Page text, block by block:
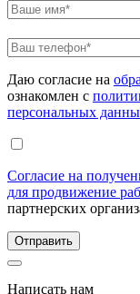
Даю согласие на
ознакомлен с
персональных
Согласие на
для продвижение
партнерских
Написать нам